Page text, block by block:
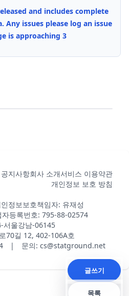
and includes complete
Any issues please log an issue
is approaching 3
공지사항회사 소개서비스 이용약관
개인정보 보호 방침
정보보호책임자: 유재성
자등록번호: 795-88-02574
서울강남-06145
70길 12, 402-106A호
| 문의: cs@statground.net
글쓰기
목록